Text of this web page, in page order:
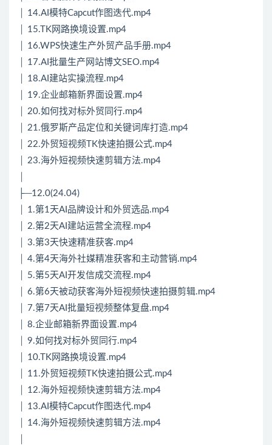
│ 14.AI模特Capcut作图迭代.mp4
│ 15.TK网路换境设置.mp4
│ 16.WPS快速生产外贸产品手册.mp4
│ 17.AI批量生产网站博文SEO.mp4
│ 18.AI建站实操流程.mp4
│ 19.企业邮箱新界面设置.mp4
│ 20.如何找对标外贸同行.mp4
│ 21.俄罗斯产品定位和关键词库打造.mp4
│ 22.外贸短视频TK快速拍摄公式.mp4
│ 23.海外短视频快速剪辑方法.mp4
├─12.0(24.04)
│ 1.第1天AI品牌设计和外贸选品.mp4
│ 2.第2天AI建站运营全流程.mp4
│ 3.第3天快速精准获客.mp4
│ 4.第4天海外社媒精准获客和主动营销.mp4
│ 5.第5天AI开发信成交流程.mp4
│ 6.第6天被动获客海外短视频快速拍摄剪辑.mp4
│ 7.第7天AI批量短视频整体复盘.mp4
│ 8.企业邮箱新界面设置.mp4
│ 9.如何找对标外贸同行.mp4
│ 10.TK网路换境设置.mp4
│ 11.外贸短视频TK快速拍摄公式.mp4
│ 12.海外短视频快速剪辑方法.mp4
│ 13.AI模特Capcut作图迭代.mp4
│ 14.海外短视频快速剪辑方法.mp4